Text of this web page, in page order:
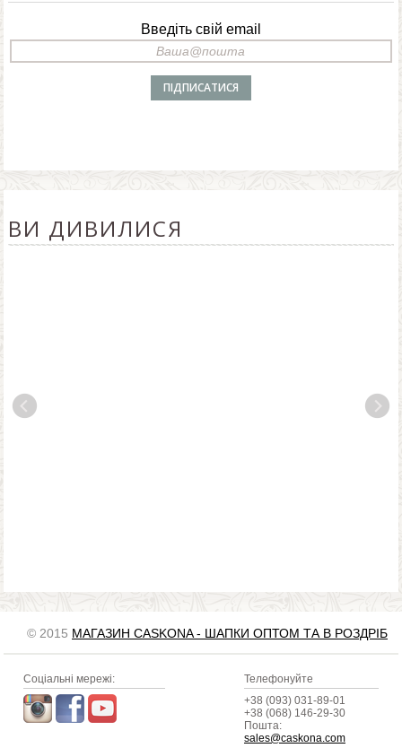
Введіть свій email
ВИ ДИВИЛИСЯ
© 2015 МАГАЗИН CASKONA - ШАПКИ ОПТОМ ТА В РОЗДРІБ
Соціальні мережі:
Телефонуйте
+38 (093) 031-89-01
+38 (068) 146-29-30
Пошта:
sales@caskona.com